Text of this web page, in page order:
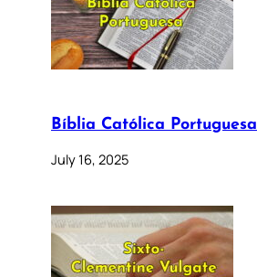
Bíblia Católica Portuguesa
July 16, 2025